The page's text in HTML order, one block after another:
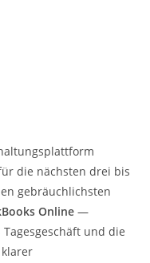
die nächsten drei bis
gebräuchlichsten
Online —
und die